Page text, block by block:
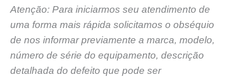
Atenção: Para iniciarmos seu atendimento de
uma forma mais rápida solicitamos o obséquio
de nos informar previamente a marca, modelo,
número de série do equipamento, descrição
detalhada do defeito que pode ser